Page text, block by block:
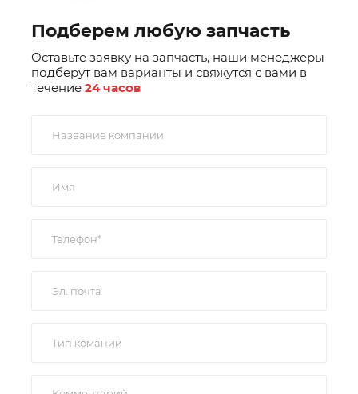
Подберем любую запчасть
Оставьте заявку на запчасть, наши менеджеры
подберут вам варианты и свяжутся с вами в
течение 24 часов